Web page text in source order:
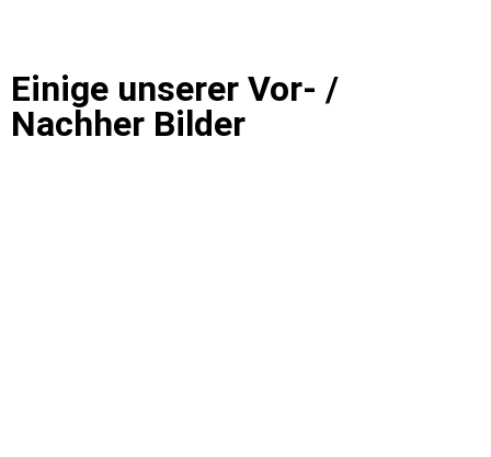
Einige unserer Vor- /
Nachher Bilder